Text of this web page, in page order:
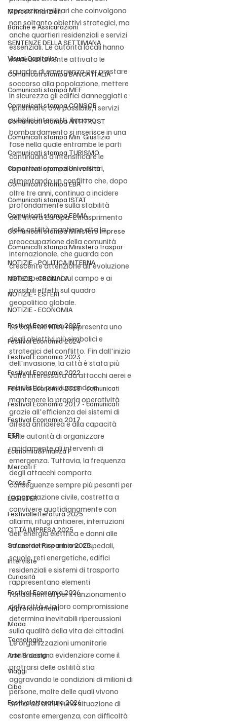
Mercati finanziari
Banche e Assicurazioni
SENTENZE DELLA SETTIMANA
Visual Capitalist
Comunicati stampa BANCA ITALIA
Comunicati stampa MEF
Comunicati stampa CONSOB
Comunicati stampa ANTITRUST
Comunicati stampa Min. Giustizia
Comunicati stampa TURISMO
Comunicati stampa Università
Comunicati stampa EBA
Comunicati stampa ISTAT
Comunicati stampa ESMA
Comunicati stampa Ministero Imprese
Comunicati stampa Ministero traspor
NOTIZIE - POLITICA INTERNA
NOTIZIE - CRONACA
NOTIZIE - ESTERI
NOTIZIE - ECONOMIA
Festival Economia 2025
Festival Economia 2024
Festival Economia 2023
Festival Economia 2022
Festival Economia 2018 - comunicati
Festival Economia 2017 - comunicati
Festival Economia 2017
ETF
Economia&Finanza F
Mercati F
Cross F
LEGISTER
Festivalletteratura 2025
CITTÀ IMPRESA 2025
Salone del Risparmio 2025
Interviste
Curiosità
Festival Economia 2026
Approfondimenti
Moda
Tecnologia
Arte & design
Viaggi
Cibo
Festivaletteratura 2026
operazioni militari che coinvolgono
non soltanto obiettivi strategici, ma
anche quartieri residenziali e servizi
essenziali. Le autorità locali hanno
immediatamente attivato le
squadre di emergenza per prestare
soccorso alla popolazione, mettere
in sicurezza gli edifici danneggiati e
ripristinare, ove possibile, i servizi
pubblici interrotti. Il nuovo
bombardamento si inserisce in una
fase nella quale entrambe le parti
continuano a intensificare le
rispettive operazioni militari,
alimentando un conflitto che, dopo
oltre tre anni, continua a incidere
profondamente sulla stabilità
dell'intera Europa. L'inasprimento
delle ostilità mantiene alta la
preoccupazione della comunità
internazionale, che guarda con
crescente attenzione all'evoluzione
delle operazioni sul campo e ai
possibili effetti sul quadro
geopolitico globale.
La capitale Kiev rappresenta uno
degli obiettivi più simbolici e
strategici del conflitto. Fin dall'inizio
dell'invasione, la città è stata più
volte interessata da attacchi aerei e
missilistici, pur riuscendo a
mantenere la propria operatività
grazie all'efficienza dei sistemi di
difesa antiaerea e alla capacità
delle autorità di organizzare
rapidamente gli interventi di
emergenza. Tuttavia, la frequenza
degli attacchi comporta
conseguenze sempre più pesanti per
la popolazione civile, costretta a
convivere quotidianamente con
allarmi, rifugi antiaerei, interruzioni
dell'energia elettrica e danni alle
infrastrutture urbane. Ospedali,
scuole, reti energetiche, edifici
residenziali e sistemi di trasporto
rappresentano elementi
fondamentali per il funzionamento
della città e la loro compromissione
determina inevitabili ripercussioni
sulla qualità della vita dei cittadini.
Le organizzazioni umanitarie
continuano a evidenziare come il
protrarsi delle ostilità stia
aggravando le condizioni di milioni di
persone, molte delle quali vivono
ormai da anni in una situazione di
costante emergenza, con difficoltà